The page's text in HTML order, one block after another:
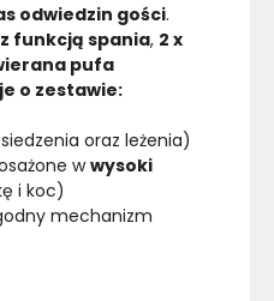
odwiedzin gości.
funkcją spania, 2 x
pufa
o zestawie:
oraz leżenia)
w wysoki
i koc)
mechanizm